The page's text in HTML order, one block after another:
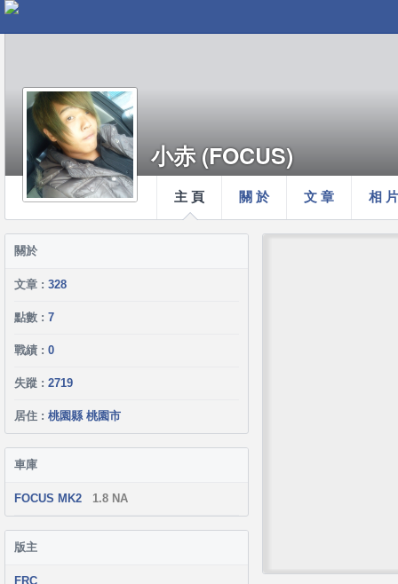
主 頁 關 於 文 章 相 片
小赤 (FOCUS)
關於
文章 : 328
點數 : 7
戰績 : 0
失蹤 : 2719
居住 : 桃園縣 桃園市
車庫
FOCUS MK2 1.8 NA
版主
FRC